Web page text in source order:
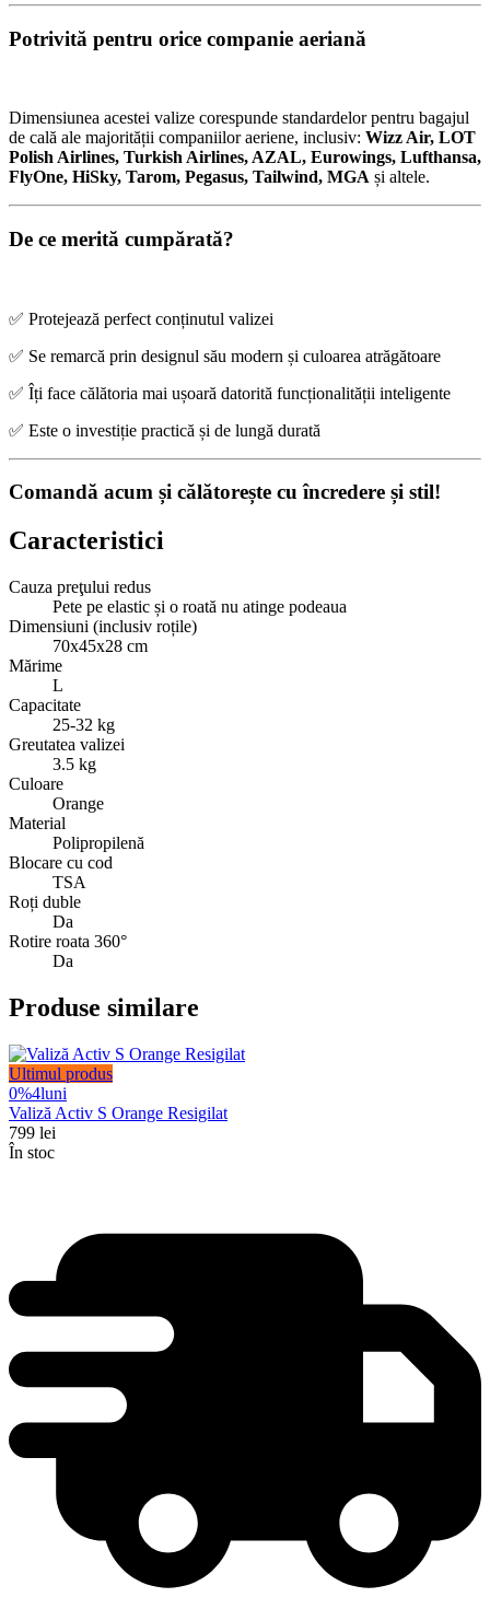
Potrivită pentru orice companie aeriană
Dimensiunea acestei valize corespunde standardelor pentru bagajul
de cală ale majorității companiilor aeriene, inclusiv: Wizz Air, LOT
Polish Airlines, Turkish Airlines, AZAL, Eurowings, Lufthansa,
FlyOne, HiSky, Tarom, Pegasus, Tailwind, MGA și altele.
De ce merită cumpărată?
✅ Protejează perfect conținutul valizei
✅ Se remarcă prin designul său modern și culoarea atrăgătoare
✅ Îți face călătoria mai ușoară datorită funcționalității inteligente
✅ Este o investiție practică și de lungă durată
Comandă acum și călătorește cu încredere și stil!
Caracteristici
Cauza preţului redus
Pete pe elastic și o roată nu atinge podeaua
Dimensiuni (inclusiv roțile)
70x45x28 cm
Mărime
L
Capacitate
25-32 kg
Greutatea valizei
3.5 kg
Culoare
Orange
Material
Polipropilenă
Blocare cu cod
TSA
Roți duble
Da
Rotire roata 360°
Da
Produse similare
Ultimul produs
0%4luni
Valiză Activ S Orange Resigilat
799 lei
În stoc